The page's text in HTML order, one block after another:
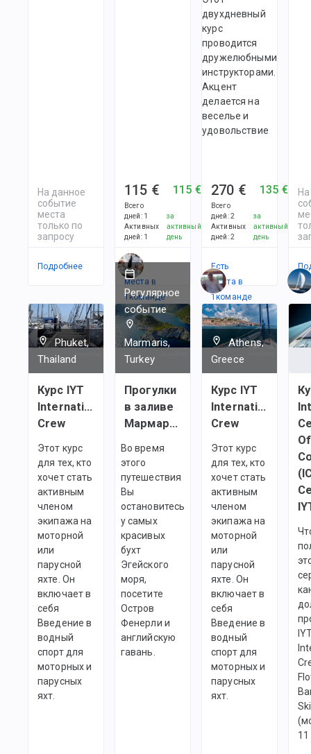
На данное
событие
места
только по
запросу
Подробнее
115 €
Всего
дней: 1
Активных
дней: 1
115 €
за
активный
день
Есть
места в
1командe
двухдневный
курс
проводится
дружелюбными
инструкторами.
Акцент
делается на
веселье и
удовольствие
270 €
Всего
дней:2
Активных
дней:2
135 €
за
активный
день
Есть
места в
1командe
Phuket,
Thailand
Курс IYT
International
Crew
Этот курс
для тех, кто
хочет стать
активным
членом
экипажа на
моторной
или
парусной
яхте. Он
включает в
себя
Введение в
водный
спорт для
моторных и
парусных
яхт.
Регулярное
событие
Marmaris,
Turkey
Прогулки
в заливе
Мармарис
Во время
этого
путешествия
Вы
остановитесь
у самых
красивых
бухт
Эгейского
моря,
посетите
Остров
Фенерли и
английскую
гавань.
Athens,
Greece
Курс IYT
International
Crew
Этот курс
для тех, кто
хочет стать
активным
членом
экипажа на
моторной
или
парусной
яхте. Он
включает в
себя
Введение в
водный
спорт для
моторных и
парусных
яхт.
Of